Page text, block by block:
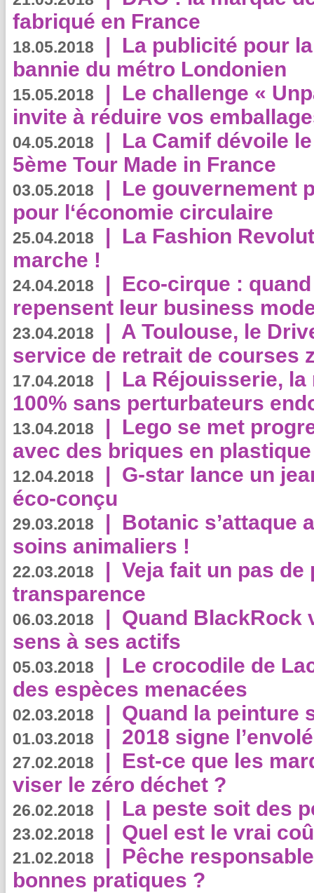
fabriqué en France
18.05.2018 | La publicité pour
bannie du métro Londonien
15.05.2018 | Le challenge «
invite à réduire vos
04.05.2018 | La Camif dévoile
5ème Tour Made in France
03.05.2018 | Le gouvernement
pour l‘économie circulaire
25.04.2018 | La Fashion
marche !
24.04.2018 | Eco-cirque :
repensent leur business
23.04.2018 | A Toulouse, le
service de retrait de courses
17.04.2018 | La Réjouisserie,
100% sans perturbateurs
13.04.2018 | Lego se met
avec des briques en
12.04.2018 | G-star lance un
éco-conçu
29.03.2018 | Botanic s’attaque
soins animaliers !
22.03.2018 | Veja fait un pas de
transparence
06.03.2018 | Quand BlackRock
sens à ses actifs
05.03.2018 | Le crocodile de
des espèces menacées
02.03.2018 | Quand la peinture
01.03.2018 | 2018 signe
27.02.2018 | Est-ce que les
viser le zéro déchet ?
26.02.2018 | La peste soit des
23.02.2018 | Quel est le vrai
21.02.2018 | Pêche
bonnes pratiques ?